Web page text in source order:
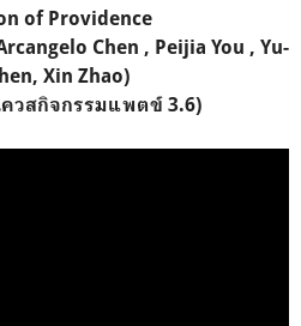
of Providence
Chen , Peijia You , Yu-
Xin Zhao)
ควสกิจกรรมแพตข์ 3.6)